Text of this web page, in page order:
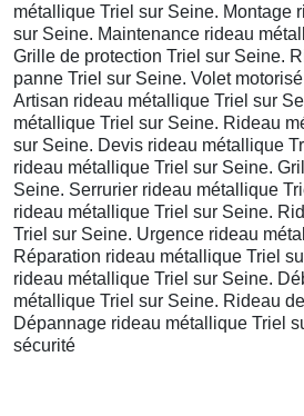
métallique Triel sur Seine. Montage
sur Seine. Maintenance rideau
Grille de protection Triel sur Seine.
panne Triel sur Seine. Volet
Artisan rideau métallique Triel sur
métallique Triel sur Seine. Rideau
sur Seine. Devis rideau métallique
rideau métallique Triel sur Seine.
Seine. Serrurier rideau métallique
rideau métallique Triel sur Seine.
Triel sur Seine. Urgence rideau
Réparation rideau métallique Triel
rideau métallique Triel sur Seine.
métallique Triel sur Seine. Rideau
Dépannage rideau métallique Triel
sécurité